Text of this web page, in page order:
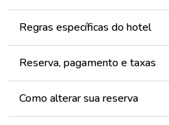
Regras específicas do hotel
Reserva, pagamento e taxas
Como alterar sua reserva